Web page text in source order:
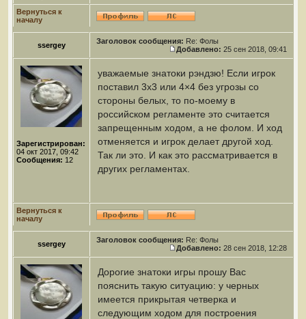
Вернуться к
началу
ssergey Заголовок сообщения: Re: Фолы
Добавлено: 25 сен 2018, 09:41
Зарегистрирован:
04 окт 2017, 09:42
Сообщения: 12
уважаемые знатоки рэндзю! Если игрок
поставил 3х3 или 4×4 без угрозы со
стороны белых, то по-моему в
российском регламенте это считается
запрещенным ходом, а не фолом. И ход
отменяется и игрок делает другой ход.
Так ли это. И как это рассматривается в
других регламентах.
Вернуться к
началу
ssergey Заголовок сообщения: Re: Фолы
Добавлено: 28 сен 2018, 12:28
Дорогие знатоки игры прошу Вас
пояснить такую ситуацию: у черных
имеется прикрытая четверка и
следующим ходом для построения